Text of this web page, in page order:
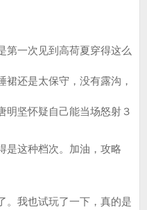
一次见到高荷夏穿得这么
还是太保守，没有露沟，
明坚怀疑自己能当场怒射３
这种档次。加油，攻略
我也试玩了一下，真的是